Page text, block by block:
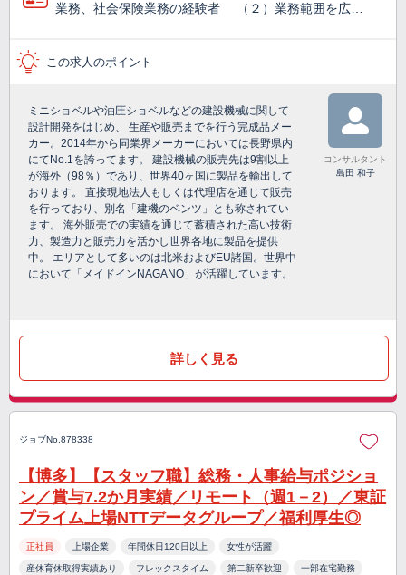
業務、社会保険業務の経験者 （２）業務範囲を広…
この求人のポイント
ミニショベルや油圧ショベルなどの建設機械に関して
設計開発をはじめ、 生産や販売までを行う完成品メー
カー。2014年から同業界メーカーにおいては長野県内
にてNo.1を誇ってます。 建設機械の販売先は9割以上
が海外（98％）であり、世界40ヶ国に製品を輸出して
おります。 直接現地法人もしくは代理店を通じて販売
を行っており、別名「建機のベンツ」とも称されてい
ます。 海外販売での実績を通じて蓄積された高い技術
力、製造力と販売力を活かし世界各地に製品を提供
中。 エリアとして多いのは北米およびEU諸国。世界中
において「メイドインNAGANO」が活躍しています。
コンサルタント
島田 和子
詳しく見る
ジョブNo.878338
【博多】【スタッフ職】総務・人事給与ポジショ
ン／賞与7.2か月実績／リモート（週1－2）／東証
プライム上場NTTデータグループ／福利厚生◎
正社員 上場企業 年間休日120日以上 女性が活躍
産休育休取得実績あり フレックスタイム 第二新卒歓迎 一部在宅勤務